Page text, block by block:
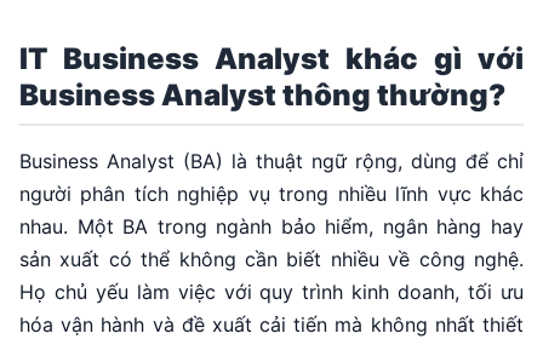
IT Business Analyst khác gì với
Business Analyst thông thường?
Business Analyst (BA) là thuật ngữ rộng, dùng để chỉ
người phân tích nghiệp vụ trong nhiều lĩnh vực khác
nhau. Một BA trong ngành bảo hiểm, ngân hàng hay
sản xuất có thể không cần biết nhiều về công nghệ.
Họ chủ yếu làm việc với quy trình kinh doanh, tối ưu
hóa vận hành và đề xuất cải tiến mà không nhất thiết